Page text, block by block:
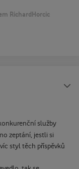
RichardHorcic
služby
zeptání, jestli si
styl těch příspěvků